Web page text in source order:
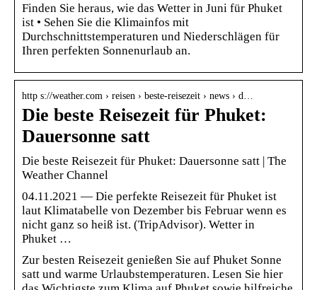
Finden Sie heraus, wie das Wetter in Juni für Phuket
ist • Sehen Sie die Klimainfos mit
Durchschnittstemperaturen und Niederschlägen für
Ihren perfekten Sonnenurlaub an.
http s://weather.com › reisen › beste-reisezeit › news › d…
Die beste Reisezeit für Phuket:
Dauersonne satt
Die beste Reisezeit für Phuket: Dauersonne satt | The
Weather Channel
04.11.2021 — Die perfekte Reisezeit für Phuket ist
laut Klimatabelle von Dezember bis Februar wenn es
nicht ganz so heiß ist. (TripAdvisor). Wetter in
Phuket …
Zur besten Reisezeit genießen Sie auf Phuket Sonne
satt und warme Urlaubstemperaturen. Lesen Sie hier